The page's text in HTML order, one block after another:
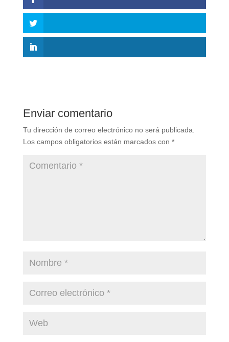
Enviar comentario
Tu dirección de correo electrónico no será publicada.
Los campos obligatorios están marcados con *